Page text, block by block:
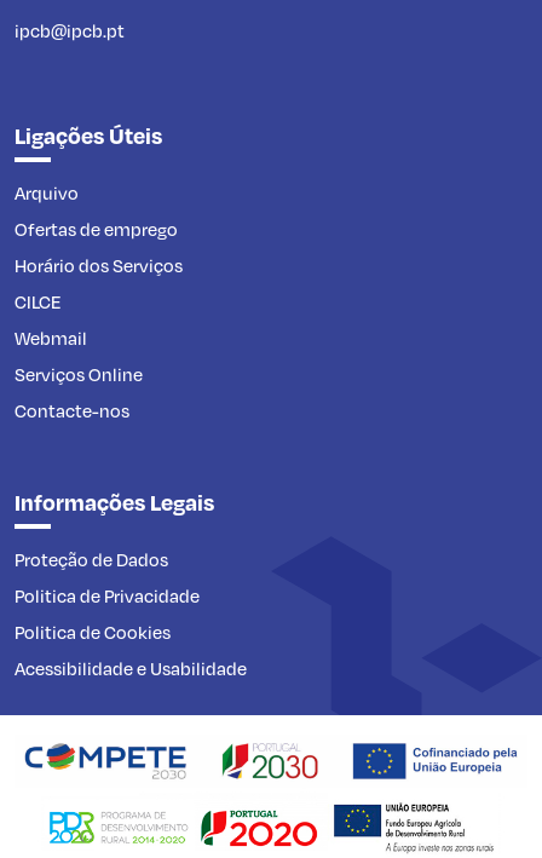
ipcb@ipcb.pt
Ligações Úteis
Arquivo
Ofertas de emprego
Horário dos Serviços
CILCE
Webmail
Serviços Online
Contacte-nos
Informações Legais
Proteção de Dados
Politica de Privacidade
Politica de Cookies
Acessibilidade e Usabilidade